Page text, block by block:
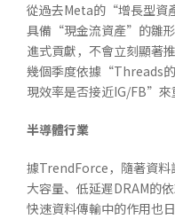
從過去Meta的“增長型資
具備“現金流資產”的雛
進式貢獻，不會立刻顯著
幾個季度依據“Threads
現效率是否接近IG/FB”來
半導體行業
據TrendForce，隨著資料
大容量、低延遲DRAM的
快速資料傳輸中的作用也